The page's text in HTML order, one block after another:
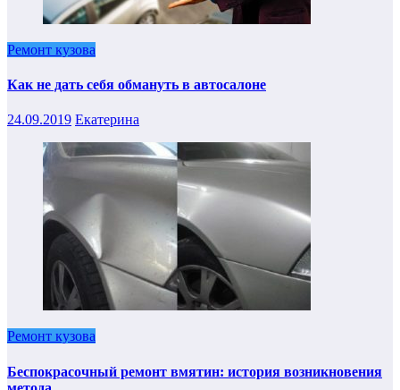
Ремонт кузова
Как не дать себя обмануть в автосалоне
24.09.2019 Екатерина
Ремонт кузова
Беспокрасочный ремонт вмятин: история возникновения